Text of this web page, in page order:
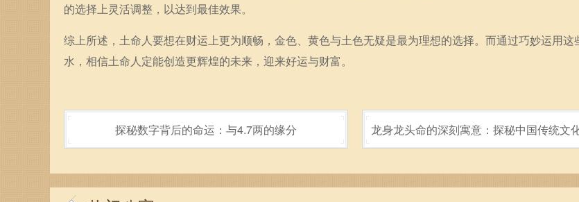
的选择上灵活调整，以达到最佳效果。
综上所述，土命人要想在财运上更为顺畅，金色、黄色与土色无疑是最为理想的选择。而通过巧妙运用这
水，相信土命人定能创造更辉煌的未来，迎来好运与财富。
探秘数字背后的命运：与4.7两的缘分 龙身龙头命的深刻寓意：探秘中国传统文